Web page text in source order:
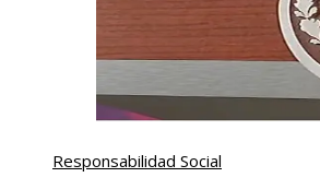
Responsabilidad Social